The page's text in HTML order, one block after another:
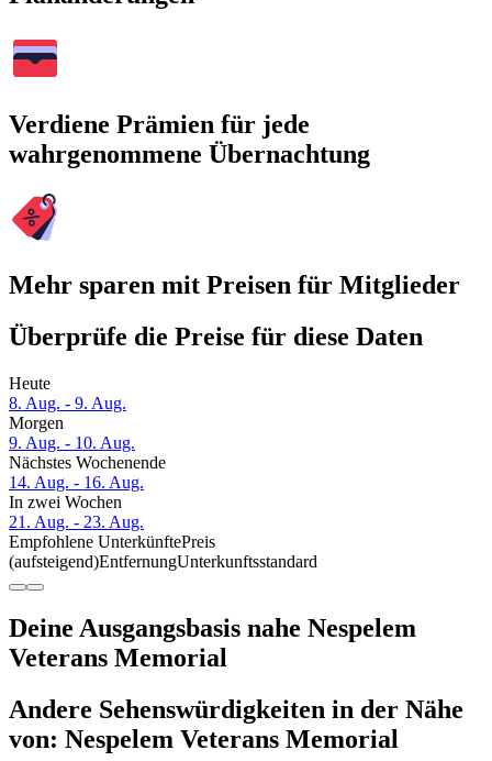
Verdiene Prämien für jede
wahrgenommene Übernachtung
Mehr sparen mit Preisen für Mitglieder
Überprüfe die Preise für diese Daten
Heute
8. Aug. - 9. Aug.
Morgen
9. Aug. - 10. Aug.
Nächstes Wochenende
14. Aug. - 16. Aug.
In zwei Wochen
21. Aug. - 23. Aug.
Empfohlene UnterkünftePreis
(aufsteigend)EntfernungUnterkunftsstandard
Deine Ausgangsbasis nahe Nespelem
Veterans Memorial
Andere Sehenswürdigkeiten in der Nähe
von: Nespelem Veterans Memorial